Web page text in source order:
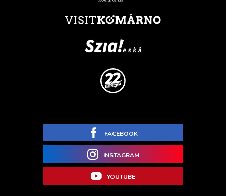
FACEBOOK
INSTAGRAM
YOUTUBE